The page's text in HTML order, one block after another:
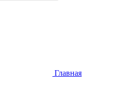
Главная